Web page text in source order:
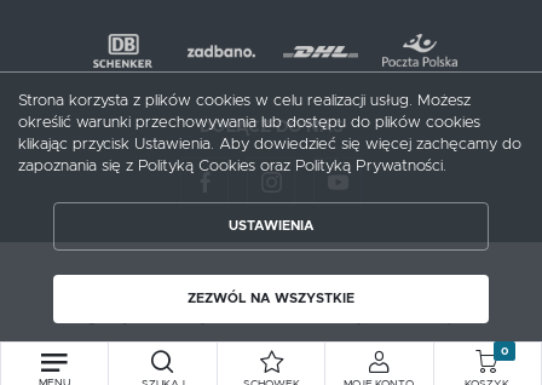
DOŁĄCZ DO NAS
Copyright by meblecentrum.com.pl
0
Strona korzysta z plików cookies w celu realizacji usług. Możesz
określić warunki przechowywania lub dostępu do plików cookies
klikając przycisk Ustawienia. Aby dowiedzieć się więcej zachęcamy do
zapoznania się z Polityką Cookies oraz Polityką Prywatności.
USTAWIENIA
ZEZWÓL NA WSZYSTKIE
ZAPISZ WYBRANE